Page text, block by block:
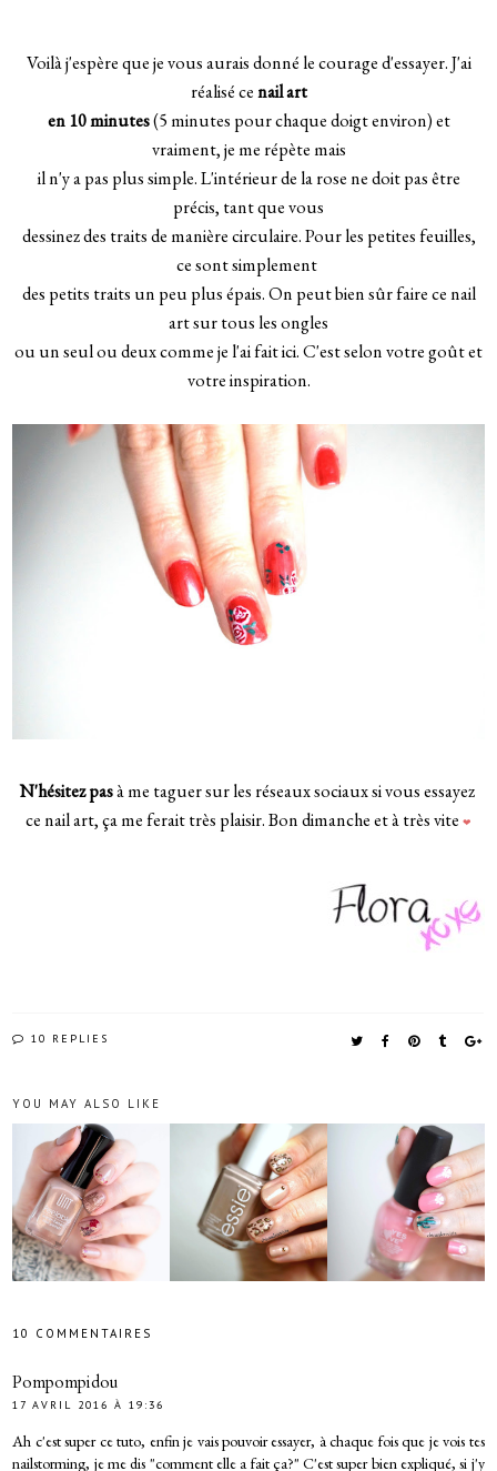
Voilà j'espère que je vous aurais donné le courage d'essayer. J'ai
réalisé cenail art
en 10 minutes(5 minutes pour chaque doigt environ) et
vraiment, je me répète mais
il n'y a pas plus simple. L'intérieur de la rose ne doit pas être
précis, tant que vous
dessinez des traits de manière circulaire. Pour les petites feuilles,
ce sont simplement
des petits traits un peu plus épais. On peut bien sûr faire ce nail
art sur tous les ongles
ou un seul ou deux comme je l'ai fait ici. C'est selon votre goût et
votre inspiration.
N'hésitez pasà me taguer sur les réseaux sociaux si vous essayez
ce nail art, ça me ferait très plaisir. Bon dimanche et à très vite ❤
10 REPLIES
YOU MAY ALSO LIKE
10 COMMENTAIRES
Pompompidou
17 AVRIL 2016 À 19:36
Ah c'est super ce tuto, enfin je vais pouvoir essayer, à chaque fois que je vois tes
nailstorming, je me dis "comment elle a fait ça?" C'est super bien expliqué, si j'y